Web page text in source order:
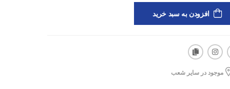
افزودن به سبد خرید
موجود در سایر شعب